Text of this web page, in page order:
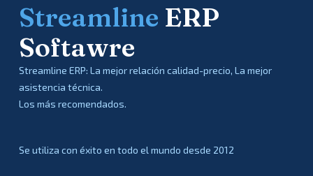
Streamline ERP
Softawre
Streamline ERP: La mejor relación calidad-precio, La mejor
asistencia técnica.
Los más recomendados.
Se utiliza con éxito en todo el mundo desde 2012